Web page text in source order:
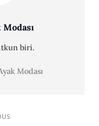
Modası
biri.
Modası